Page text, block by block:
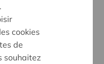
cookies
de
souhaitez